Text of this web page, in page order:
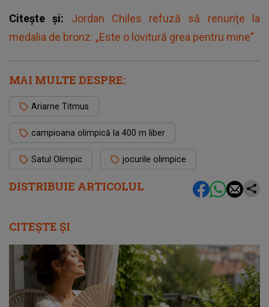
DISTRIBUIE ARTICOLUL
Citește și: Jordan Chiles refuză să renunțe la
medalia de bronz: „Este o lovitură grea pentru mine”
MAI MULTE DESPRE:
Ariarne Titmus
campioana olimpică la 400 m liber
Satul Olimpic jocurile olimpice
CITEȘTE ȘI